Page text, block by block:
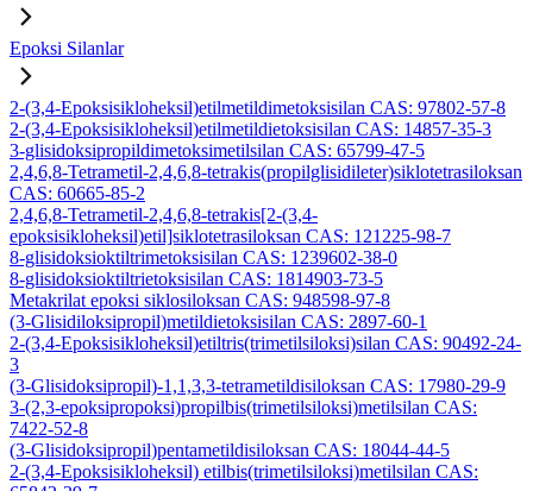
Epoksi Silanlar
2-(3,4-Epoksisikloheksil)etilmetildimetoksisilan CAS: 97802-57-8
2-(3,4-Epoksisikloheksil)etilmetildietoksisilan CAS: 14857-35-3
3-glisidoksipropildimetoksimetilsilan CAS: 65799-47-5
2,4,6,8-Tetrametil-2,4,6,8-tetrakis(propilglisidileter)siklotetrasiloksan
CAS: 60665-85-2
2,4,6,8-Tetrametil-2,4,6,8-tetrakis[2-(3,4-
epoksisikloheksil)etil]siklotetrasiloksan CAS: 121225-98-7
8-glisidoksioktiltrimetoksisilan CAS: 1239602-38-0
8-glisidoksioktiltrietoksisilan CAS: 1814903-73-5
Metakrilat epoksi siklosiloksan CAS: 948598-97-8
(3-Glisidiloksipropil)metildietoksisilan CAS: 2897-60-1
2-(3,4-Epoksisikloheksil)etiltris(trimetilsiloksi)silan CAS: 90492-24-
3
(3-Glisidoksipropil)-1,1,3,3-tetrametildisiloksan CAS: 17980-29-9
3-(2,3-epoksipropoksi)propilbis(trimetilsiloksi)metilsilan CAS:
7422-52-8
(3-Glisidoksipropil)pentametildisiloksan CAS: 18044-44-5
2-(3,4-Epoksisikloheksil) etilbis(trimetilsiloksi)metilsilan CAS: